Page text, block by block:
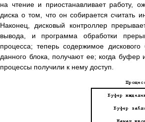
на чтение и приостанавливает работу,
диска о том, что он собирается
Наконец, дисковый контроллер
вывода, и программа обработки
процесса; теперь содержимое
данного блока, получают ее; когда буфер
процессы получили к нему доступ.